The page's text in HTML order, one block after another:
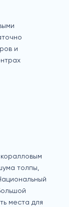
и
толпы,
места для